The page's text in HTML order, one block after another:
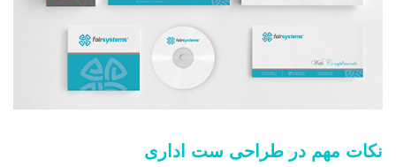
نکات مهم در طراحی ست اداری